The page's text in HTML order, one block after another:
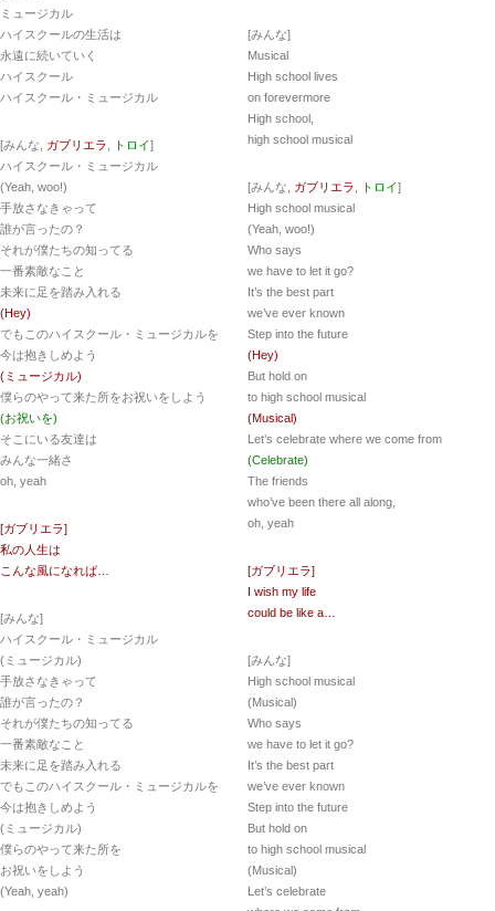
ミュージカル
ハイスクールの生活は
永遠に続いていく
ハイスクール
ハイスクール・ミュージカル
[みんな, ガブリエラ トロイ]
ハイスクール・ミュージカル
(Yeah, woo!)
手放さなきゃって
誰が言ったの？
それが僕たちの知ってる
一番素敵なこと
未来に足を踏み入れる
(Hey)
でもこのハイスクール・ミュージカルを
今は抱きしめよう
(ミュージカル)
僕らのやって来た所をお祝いをしよう
(お祝いを)
そこにいる友達は
みんな一緒さ
oh, yeah
[ガブリエラ]
私の人生は
こんな風になれば…
[みんな]
ハイスクール・ミュージカル
(ミュージカル)
手放さなきゃって
誰が言ったの？
それが僕たちの知ってる
一番素敵なこと
未来に足を踏み入れる
でもこのハイスクール・ミュージカルを
今は抱きしめよう
(ミュージカル)
僕らのやって来た所を
お祝いをしよう
(Yeah, yeah)
[みんな]
Musical
High school lives
on forevermore
High school,
high school musical
[みんな, ガブリエラ トロイ]
High school musical
(Yeah, woo!)
Who says
we have to let it go?
It’s the best part
we’ve ever known
Step into the future
(Hey)
But hold on
to high school musical
(Musical)
Let’s celebrate where we come from
(Celebrate)
The friends
who’ve been there all along,
oh, yeah
[ガブリエラ]
I wish my life
could be like a…
[みんな]
High school musical
(Musical)
Who says
we have to let it go?
It’s the best part
we’ve ever known
Step into the future
But hold on
to high school musical
(Musical)
Let’s celebrate